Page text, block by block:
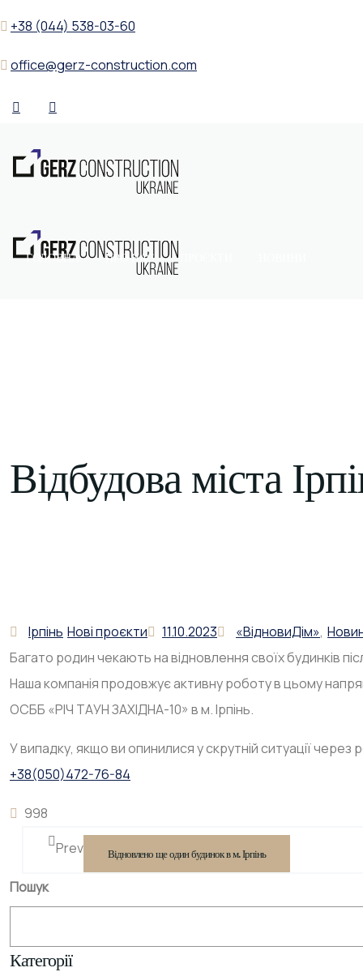
+38 (044) 538-03-60
office@gerz-construction.com
ГОЛОВНА ПРО НАС
Відбудова міста
Ірпінь Нові проєкти 11.10.2023 «ВідновиДім»,
Багато родин чекають на відновлення своїх будинків
Наша компанія продовжує активну роботу в цьому
ОСББ «РІЧ ТАУН ЗАХІДНА-10» в м. Ірпінь.
У випадку, якщо ви опинилися у скрутній ситуації
+38(050)472-76-84
998
Prev
Відновлено ще один будинок в м. Ірпінь
Пошук
Категорії